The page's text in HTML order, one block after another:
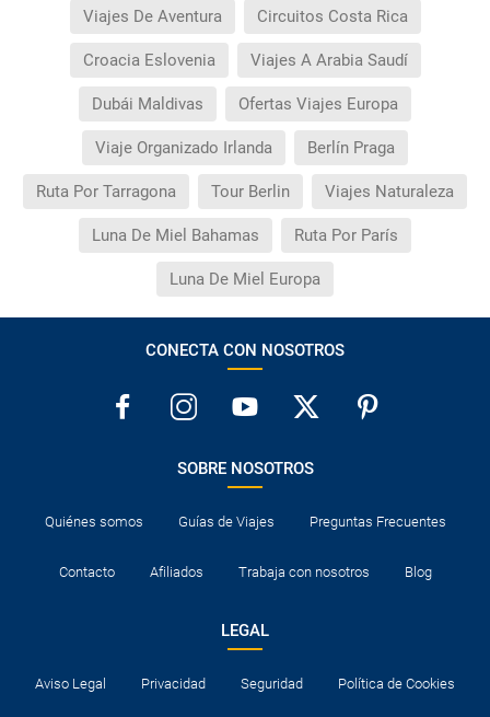
Viajes De Aventura Circuitos Costa Rica
Croacia Eslovenia Viajes A Arabia Saudí
Dubái Maldivas Ofertas Viajes Europa
Viaje Organizado Irlanda Berlín Praga
Ruta Por Tarragona Tour Berlin Viajes Naturaleza
Luna De Miel Bahamas Ruta Por París
Luna De Miel Europa
CONECTA CON NOSOTROS
SOBRE NOSOTROS
Quiénes somos Guías de Viajes Preguntas Frecuentes
Contacto Afiliados Trabaja con nosotros Blog
LEGAL
Aviso Legal Privacidad Seguridad Política de Cookies